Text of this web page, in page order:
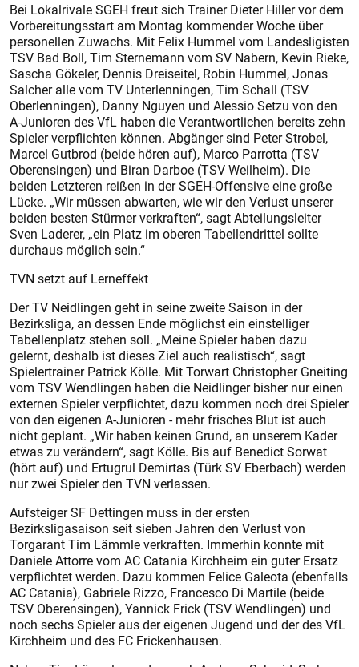
Bei Lokalrivale SGEH freut sich Trainer Dieter Hiller vor dem
Vorbereitungsstart am Montag kommender Woche über
personellen Zuwachs. Mit Felix Hummel vom Landesligisten
TSV Bad Boll, Tim Sternemann vom SV Nabern, Kevin Rieke,
Sascha Gökeler, Dennis Dreiseitel, Robin Hummel, Jonas
Salcher alle vom TV Unterlenningen, Tim Schall (TSV
Oberlenningen), Danny Nguyen und Alessio Setzu von den
A-Junioren des VfL haben die Verantwortlichen bereits zehn
Spieler verpflichten können. Abgänger sind Peter Strobel,
Marcel Gutbrod (beide hören auf), Marco Parrotta (TSV
Oberensingen) und Biran Darboe (TSV Weilheim). Die
beiden Letzteren reißen in der SGEH-Offensive eine große
Lücke. „Wir müssen abwarten, wie wir den Verlust unserer
beiden besten Stürmer verkraften“, sagt Abteilungsleiter
Sven Laderer, „ein Platz im oberen Tabellendrittel sollte
durchaus möglich sein.“
TVN setzt auf Lerneffekt
Der TV Neidlingen geht in seine zweite Saison in der
Bezirksliga, an dessen Ende möglichst ein einstelliger
Tabellenplatz stehen soll. „Meine Spieler haben dazu
gelernt, deshalb ist dieses Ziel auch realistisch“, sagt
Spielertrainer Patrick Kölle. Mit Torwart Christopher Gneiting
vom TSV Wendlingen haben die Neidlinger bisher nur einen
externen Spieler verpflichtet, dazu kommen noch drei Spieler
von den eigenen A-Junioren - mehr frisches Blut ist auch
nicht geplant. „Wir haben keinen Grund, an unserem Kader
etwas zu verändern“, sagt Kölle. Bis auf Benedict Sorwat
(hört auf) und Ertugrul Demirtas (Türk SV Eberbach) werden
nur zwei Spieler den TVN verlassen.
Aufsteiger SF Dettingen muss in der ersten
Bezirksligasaison seit sieben Jahren den Verlust von
Torgarant Tim Lämmle verkraften. Immerhin konnte mit
Daniele Attorre vom AC Catania Kirchheim ein guter Ersatz
verpflichtet werden. Dazu kommen Felice Galeota (ebenfalls
AC Catania), Gabriele Rizzo, Francesco Di Martile (beide
TSV Oberensingen), Yannick Frick (TSV Wendlingen) und
noch sechs Spieler aus der eigenen Jugend und der des VfL
Kirchheim und des FC Frickenhausen.